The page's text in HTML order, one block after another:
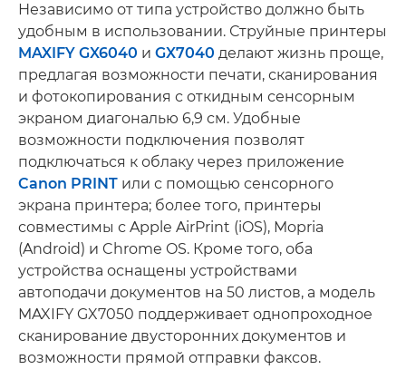
Независимо от типа устройство должно быть
удобным в использовании. Струйные принтеры
MAXIFY GX6040 и GX7040 делают жизнь проще,
предлагая возможности печати, сканирования
и фотокопирования с откидным сенсорным
экраном диагональю 6,9 см. Удобные
возможности подключения позволят
подключаться к облаку через приложение
Canon PRINT или с помощью сенсорного
экрана принтера; более того, принтеры
совместимы с Apple AirPrint (iOS), Mopria
(Android) и Chrome OS. Кроме того, оба
устройства оснащены устройствами
автоподачи документов на 50 листов, а модель
MAXIFY GX7050 поддерживает однопроходное
сканирование двусторонних документов и
возможности прямой отправки факсов.